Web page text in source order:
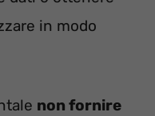
in modo
non fornire